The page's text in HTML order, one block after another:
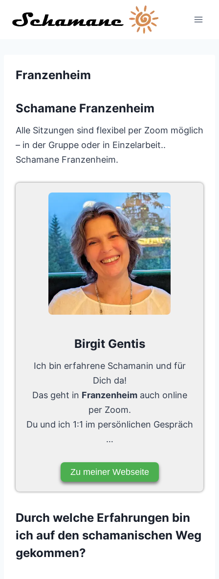
Inhalt
Franzenheim
Schamane Franzenheim
Alle Sitzungen sind flexibel per Zoom möglich
– in der Gruppe oder in Einzelarbeit..
Schamane Franzenheim.
Birgit Gentis
Ich bin erfahrene Schamanin und für
Dich da!
Das geht in Franzenheimauch online
per Zoom.
Du und ich 1:1 im persönlichen Gespräch
…
Zu meiner Webseite
Durch welche Erfahrungen bin
ich auf den schamanischen Weg
gekommen?